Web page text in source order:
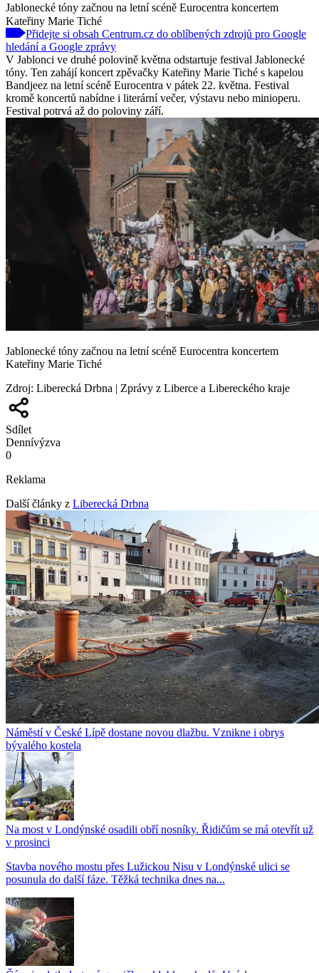
Jablonecké tóny začnou na letní scéně Eurocentra koncertem
Kateřiny Marie Tiché
Přidejte si obsah Centrum.cz do oblíbených zdrojů pro Google
hledání a Google zprávy
V Jablonci ve druhé polovině května odstartuje festival Jablonecké
tóny. Ten zahájí koncert zpěvačky Kateřiny Marie Tiché s kapelou
Bandjeez na letní scéně Eurocentra v pátek 22. května. Festival
kromě koncertů nabídne i literární večer, výstavu nebo minioperu.
Festival potrvá až do poloviny září.
Jablonecké tóny začnou na letní scéně Eurocentra koncertem
Kateřiny Marie Tiché
Zdroj: Liberecká Drbna | Zprávy z Liberce a Libereckého kraje
Sdílet
Dennívýzva
0
Reklama
Další články z Liberecká Drbna
Náměstí v České Lípě dostane novou dlažbu. Vznikne i obrys
bývalého kostela
Na most v Londýnské osadili obří nosníky. Řidičům se má otevřít už
v prosinci
Stavba nového mostu přes Lužickou Nisu v Londýnské ulici se
posunula do další fáze. Těžká technika dnes na...